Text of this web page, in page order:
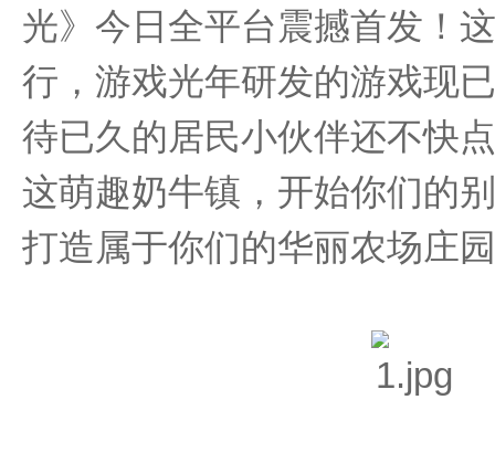
光》今日全平台震撼首发！
行，游戏光年研发的游戏现
待已久的居民小伙伴还不快
这萌趣奶牛镇，开始你们的
打造属于你们的华丽农场庄